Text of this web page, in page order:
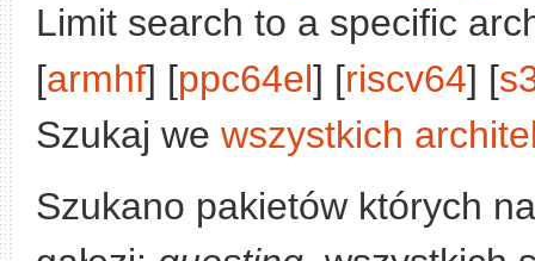
Limit search to a specific
[armhf] [ppc64el] [riscv64] [
Szukaj we wszystkich
Szukano pakietów których